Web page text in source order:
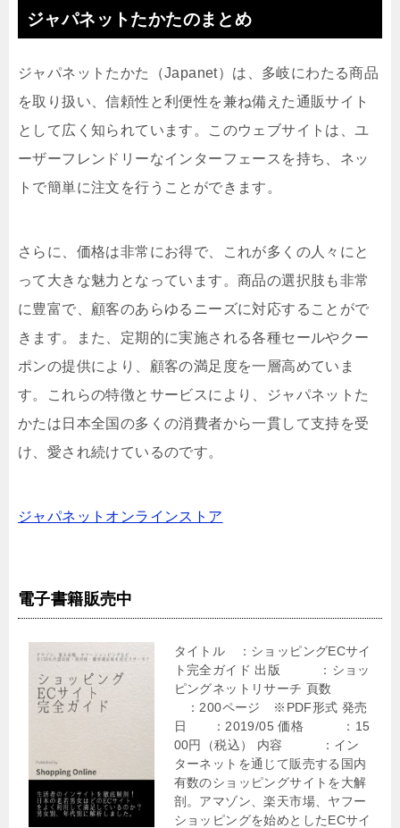
ジャパネットたかたのまとめ
ジャパネットたかた（Japanet）は、多岐にわたる商品
を取り扱い、信頼性と利便性を兼ね備えた通販サイト
として広く知られています。このウェブサイトは、ユ
ーザーフレンドリーなインターフェースを持ち、ネッ
トで簡単に注文を行うことができます。
さらに、価格は非常にお得で、これが多くの人々にと
って大きな魅力となっています。商品の選択肢も非常
に豊富で、顧客のあらゆるニーズに対応することがで
きます。また、定期的に実施される各種セールやクー
ポンの提供により、顧客の満足度を一層高めていま
す。これらの特徴とサービスにより、ジャパネットた
かたは日本全国の多くの消費者から一貫して支持を受
け、愛され続けているのです。
ジャパネットオンラインストア
電子書籍販売中
タイトル ：ショッピングECサイ
ト完全ガイド 出版 ：ショッ
ピングネットリサーチ 頁数
：200ページ ※PDF形式 発売
日 ：2019/05 価格 ：15
00円（税込） 内容 ：イン
ターネットを通じて販売する国内
有数のショッピングサイトを大解
剖。アマゾン、楽天市場、ヤフー
ショッピングを始めとしたECサイ